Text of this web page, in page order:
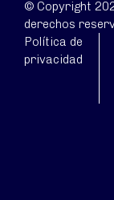
© Copyright
derechos
Política de
privacidad